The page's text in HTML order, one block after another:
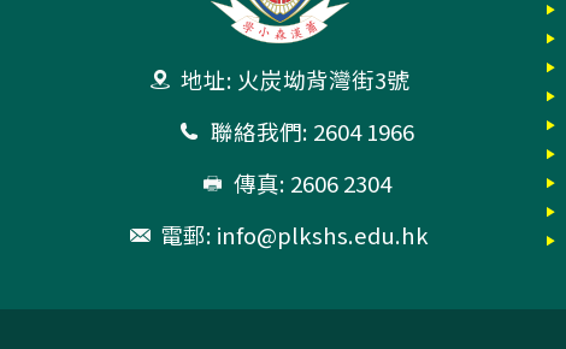
地址: 火炭坳背灣街3號
聯絡我們: 2604 1966
傳真: 2606 2304
電郵: info@plkshs.edu.hk